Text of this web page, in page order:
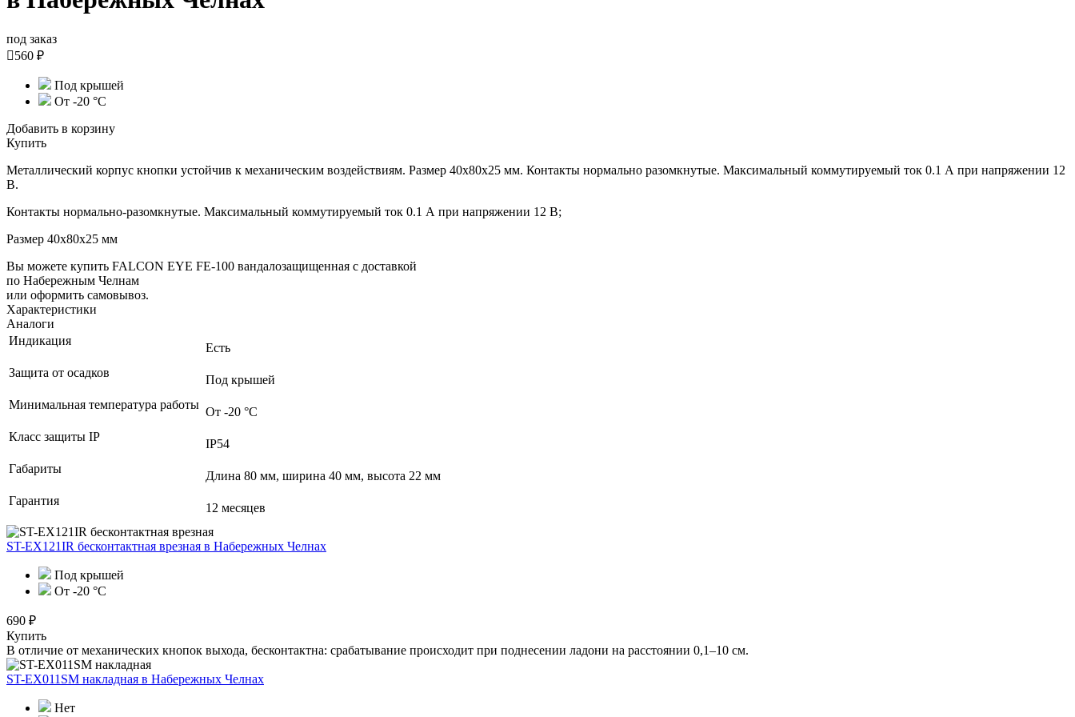
под заказ
560 ₽
Под крышей
От -20 °С
Добавить в корзину
Купить
Металлический корпус кнопки устойчив к механическим воздействиям. Размер 40х80х25 мм. Контакты нормально разомкнутые. Максимальный коммутируемый ток 0.1 А при напряжении 12
В.
Контакты нормально-разомкнутые. Максимальный коммутируемый ток 0.1 А при напряжении 12 В;
Размер 40х80х25 мм
Вы можете купить FALCON EYE FE-100 вандалозащищенная с доставкой
по Набережным Челнам
или оформить самовывоз.
Характеристики
Аналоги
Индикация
Есть
Защита от осадков
Под крышей
Минимальная температура работы
От -20 °С
Класс защиты IP
IP54
Габариты
Длина 80 мм, ширина 40 мм, высота 22 мм
Гарантия
12 месяцев
ST-EX121IR бесконтактная врезная в Набережных Челнах
Под крышей
От -20 °C
690 ₽
Купить
В отличие от механических кнопок выхода, бесконтактна: срабатывание происходит при поднесении ладони на расстоянии 0,1–10 см.
ST-EX011SM накладная в Набережных Челнах
Нет